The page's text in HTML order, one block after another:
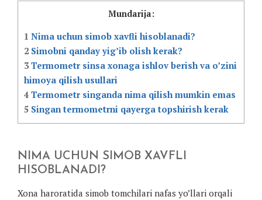
Mundarija:
1 Nima uchun simob xavfli hisoblanadi?
2 Simobni qanday yig’ib olish kerak?
3Termometr sinsa xonaga ishlov berish va o’zini
himoya qilish usullari
4 Termometr singanda nima qilish mumkin emas
5 Singan termometrni qayerga topshirish kerak
NIMA UCHUN SIMOB XAVFLI
HISOBLANADI?
Xona haroratida simob tomchilari nafas yo’llari orqali